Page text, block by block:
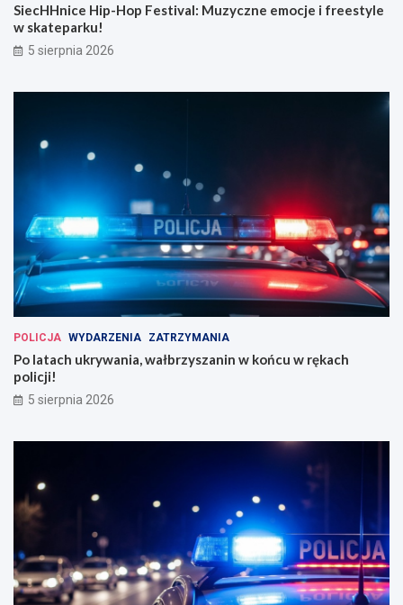
SiecHHnice Hip-Hop Festival: Muzyczne emocje i freestyle
w skateparku!
5 sierpnia 2026
POLICJA WYDARZENIA ZATRZYMANIA
Po latach ukrywania, wałbrzyszanin w końcu w rękach
policji!
5 sierpnia 2026